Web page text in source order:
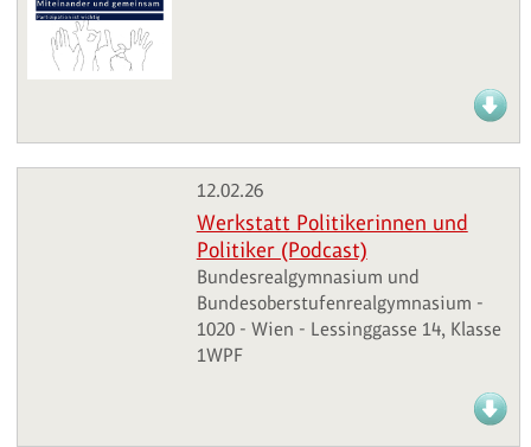
12.02.26
Werkstatt Politikerinnen und
Politiker (Podcast)
Bundesrealgymnasium und
Bundesoberstufenrealgymnasium -
1020 - Wien - Lessinggasse 14, Klasse
1WPF